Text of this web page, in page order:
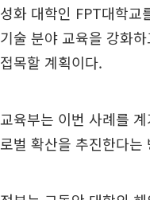
성화 대학인 FPT대학교
기술 분야 교육을 강화
접목할 계획이다.
교육부는 이번 사례를
로벌 확산을 추진한다는